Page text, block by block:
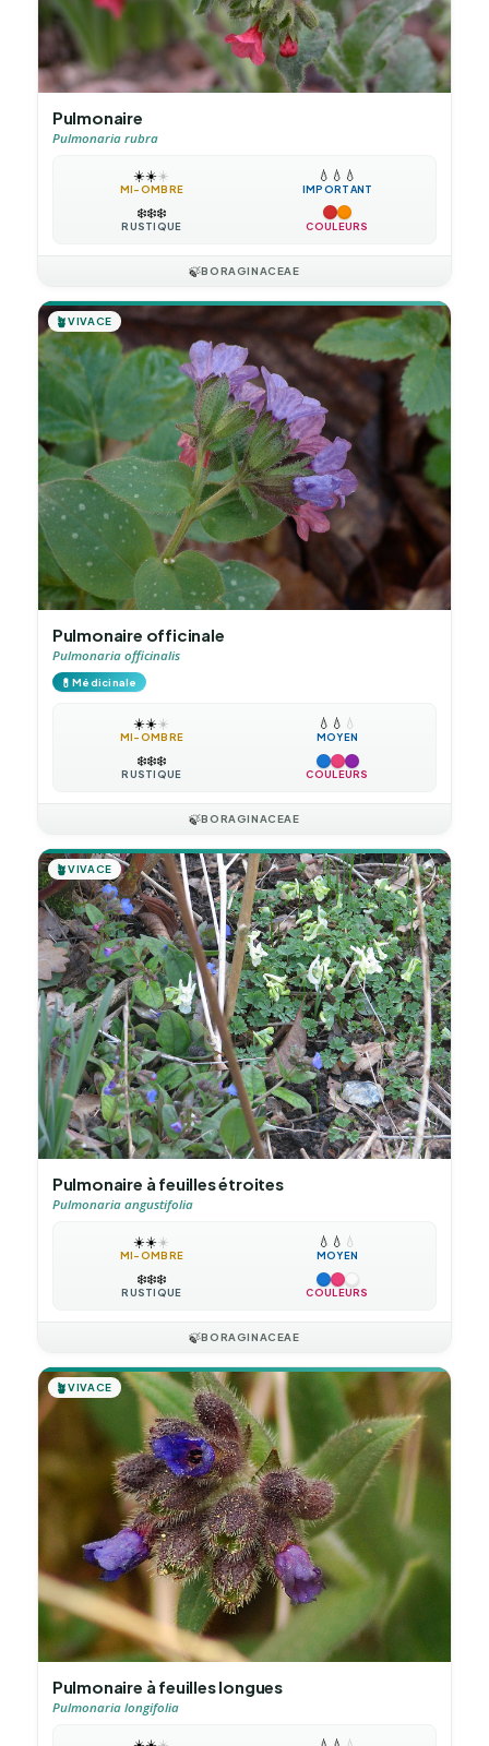
Pulmonaire
Pulmonaria rubra
☀️☀️☀️
MI-OMBRE
💧 💧 💧
IMPORTANT
❄️❄️❄️
RUSTIQUE COULEURS
🍃BORAGINACEAE
🪴VIVACE
Pulmonaire officinale
Pulmonaria officinalis
💊Médicinale
☀️☀️☀️
MI-OMBRE
💧 💧 💧
MOYEN
❄️❄️❄️
RUSTIQUE COULEURS
🍃BORAGINACEAE
🪴VIVACE
Pulmonaire à feuilles étroites
Pulmonaria angustifolia
☀️☀️☀️
MI-OMBRE
💧 💧 💧
MOYEN
❄️❄️❄️
RUSTIQUE COULEURS
🍃BORAGINACEAE
🪴VIVACE
Pulmonaire à feuilles longues
Pulmonaria longifolia